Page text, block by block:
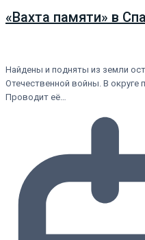
«Вахта памяти» в
Найдены и подняты из земли
Отечественной войны. В округе
Проводит её…